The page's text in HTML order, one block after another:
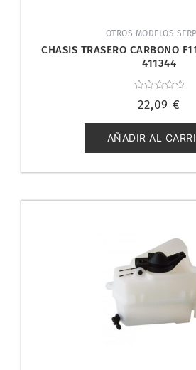
OTROS MODELOS
CHASIS TRASERO CARBONO
411344
con
de
5
22,09 €
AÑADIR AL